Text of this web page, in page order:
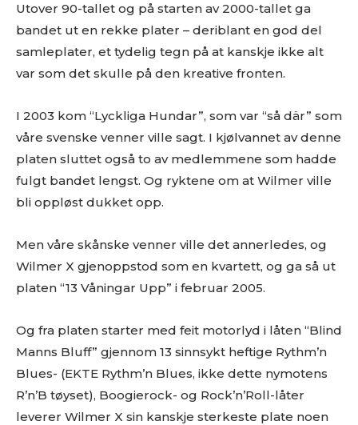
Utover 90-tallet og på starten av 2000-tallet ga
bandet ut en rekke plater – deriblant en god del
samleplater, et tydelig tegn på at kanskje ikke alt
var som det skulle på den kreative fronten.
I 2003 kom “Lyckliga Hundar”, som var “så där” som
våre svenske venner ville sagt. I kjølvannet av denne
platen sluttet også to av medlemmene som hadde
fulgt bandet lengst. Og ryktene om at Wilmer ville
bli oppløst dukket opp.
Men våre skånske venner ville det annerledes, og
Wilmer X gjenoppstod som en kvartett, og ga så ut
platen “13 Våningar Upp” i februar 2005.
Og fra platen starter med feit motorlyd i låten “Blind
Manns Bluff” gjennom 13 sinnsykt heftige Rythm’n
Blues- (EKTE Rythm’n Blues, ikke dette nymotens
R’n’B tøyset), Boogierock- og Rock’n’Roll-låter
leverer Wilmer X sin kanskje sterkeste plate noen